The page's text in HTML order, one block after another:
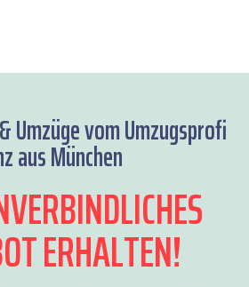
Umzüge vom Umzugsprofi
aus München
ERHALTEN!